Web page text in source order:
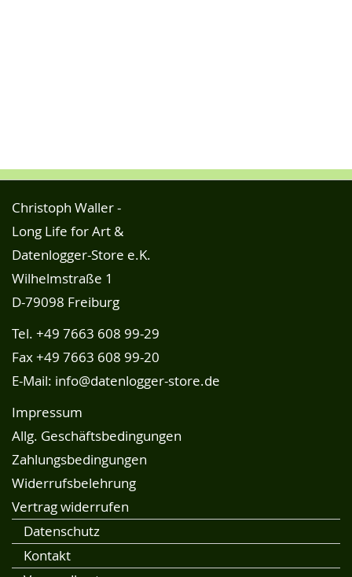
Christoph Waller -
Long Life for Art &
Datenlogger-Store e.K.
Wilhelmstraße 1
D-79098 Freiburg
Tel. +49 7663 608 99-29
Fax +49 7663 608 99-20
E-Mail: info@datenlogger-store.de
Impressum
Allg. Geschäftsbedingungen
Zahlungsbedingungen
Widerrufsbelehrung
Vertrag widerrufen
Datenschutz
Kontakt